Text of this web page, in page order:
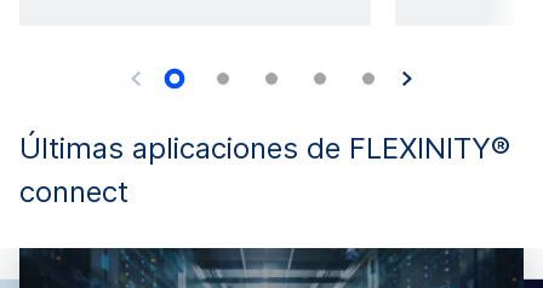
Últimas aplicaciones de FLEXINITY®
connect